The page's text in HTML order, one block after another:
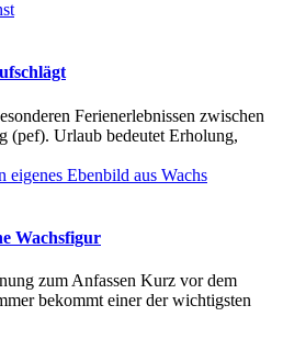
Ferienerlebnissen zwischen
(pef). Urlaub bedeutet Erholung,
Wachsfigur
zum Anfassen Kurz vor dem
bekommt einer der wichtigsten